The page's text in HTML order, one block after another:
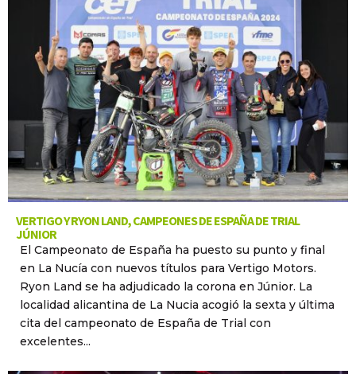
VERTIGO Y RYON LAND, CAMPEONES DE ESPAÑA DE TRIAL
JÚNIOR
El Campeonato de España ha puesto su punto y final
en La Nucía con nuevos títulos para Vertigo Motors.
Ryon Land se ha adjudicado la corona en Júnior. La
localidad alicantina de La Nucia acogió la sexta y última
cita del campeonato de España de Trial con
excelentes...